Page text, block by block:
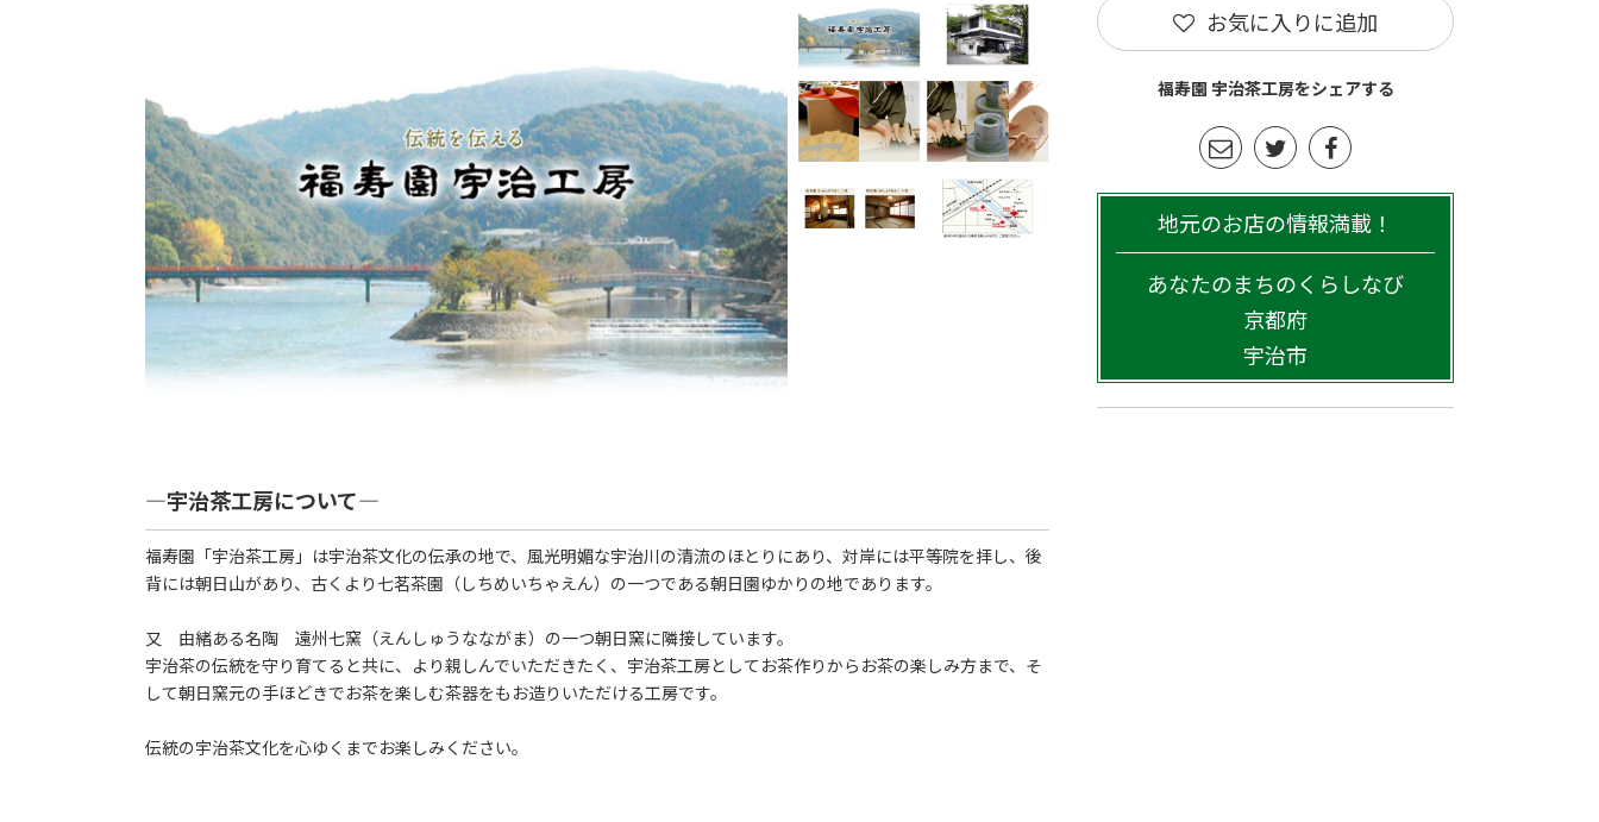
―宇治茶工房について―
福寿園「宇治茶工房」は宇治茶文化の伝承の地で、風光明媚な宇治川の清流のほとりにあり、対岸には平等院を拝し、後
背には朝日山があり、古くより七茗茶園（しちめいちゃえん）の一つである朝日園ゆかりの地であります。
又 由緒ある名陶 遠州七窯（えんしゅうなながま）の一つ朝日窯に隣接しています。
宇治茶の伝統を守り育てると共に、より親しんでいただきたく、宇治茶工房としてお茶作りからお茶の楽しみ方まで、そ
して朝日窯元の手ほどきでお茶を楽しむ茶器をもお造りいただける工房です。
伝統の宇治茶文化を心ゆくまでお楽しみください。
お気に入りに追加
福寿園 宇治茶工房をシェアする
地元のお店の情報満載！
あなたのまちのくらしなび
京都府
宇治市